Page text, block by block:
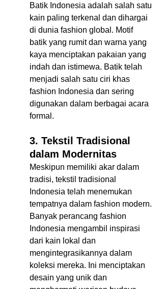
Batik Indonesia adalah salah satu
kain paling terkenal dan dihargai
di dunia fashion global. Motif
batik yang rumit dan warna yang
kaya menciptakan pakaian yang
indah dan istimewa. Batik telah
menjadi salah satu ciri khas
fashion Indonesia dan sering
digunakan dalam berbagai acara
formal.
3. Tekstil Tradisional
dalam Modernitas
Meskipun memiliki akar dalam
tradisi, tekstil tradisional
Indonesia telah menemukan
tempatnya dalam fashion modern.
Banyak perancang fashion
Indonesia mengambil inspirasi
dari kain lokal dan
mengintegrasikannya dalam
koleksi mereka. Ini menciptakan
desain yang unik dan